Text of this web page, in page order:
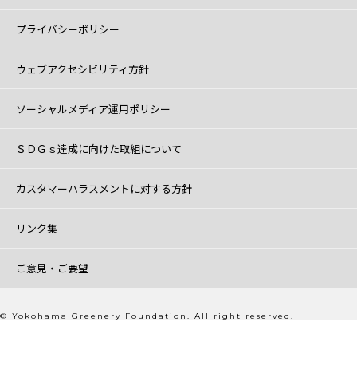
プライバシーポリシー
ウェブアクセシビリティ方針
ソーシャルメディア運用ポリシー
ＳＤＧｓ達成に向けた取組について
カスタマーハラスメントに対する方針
リンク集
ご意見・ご要望
© Yokohama Greenery Foundation. All right reserved.